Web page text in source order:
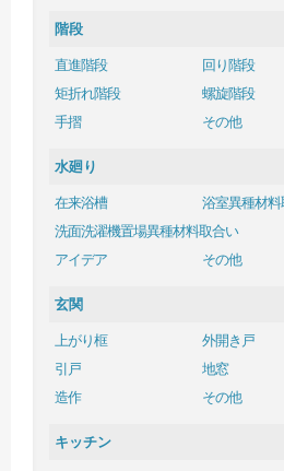
階段
直進階段
回り階段
矩折れ階段
螺旋階段
手摺
その他
水廻り
在来浴槽
浴室異種材料
洗面洗濯機置場異種材料取合い
アイデア
その他
玄関
上がり框
外開き戸
引戸
地窓
造作
その他
キッチン